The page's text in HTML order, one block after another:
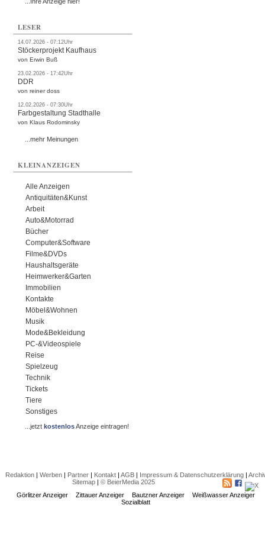
LESER
14.07.2026 - 07:12Uhr
Stöckerprojekt Kaufhaus
von Erwin Buß
23.02.2026 - 17:42Uhr
DDR
von reiner doss
12.02.2026 - 07:30Uhr
Farbgestaltung Stadthalle
von Klaus Rodominsky
...mehr Meinungen
KLEINANZEIGEN
Alle Anzeigen
Antiquitäten&Kunst
Arbeit
Auto&Motorrad
Bücher
Computer&Software
Filme&DVDs
Haushaltsgeräte
Heimwerker&Garten
Immobilien
Kontakte
Möbel&Wohnen
Musik
Mode&Bekleidung
PC-&Videospiele
Reise
Spielzeug
Technik
Tickets
Tiere
Sonstiges
...jetztkostenlosAnzeige eintragen!
Redaktion| Werben| Partner| Kontakt| AGB| Impressum & Datenschutzerklärung|
Sitemap |© BeierMedia 2025
Görlitzer Anzeiger
Zittauer Anzeiger Bautzner Anzeiger
Weißwasser Anzeiger
Sozialblatt